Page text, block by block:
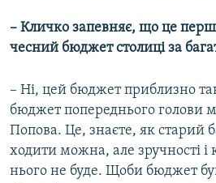
– Кличко запевняє, що це
чесний бюджет столиці за
– Ні, цей бюджет приблизно
бюджет попереднього голови
Попова. Це, знаєте, як старий
ходити можна, але зручності
нього не буде. Щоби бюджет